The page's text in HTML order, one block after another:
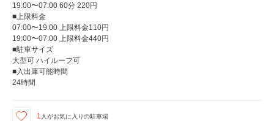
19:00〜07:00 60分 220円
■上限料金
07:00〜19:00 上限料金110円
19:00〜07:00 上限料金440円
■駐車サイズ
大型可 ハイルーフ可
■入出庫可能時間
24時間
1 人がお気に入りの駐車場